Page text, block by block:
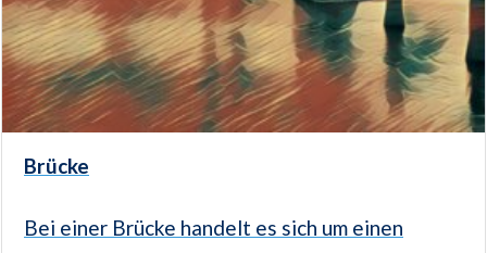
Brücke
Bei einer Brücke handelt es sich um einen